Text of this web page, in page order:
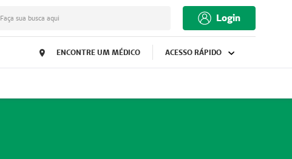
Faça sua busca aqui Login
ENCONTRE UM MÉDICO ACESSO RÁPIDO